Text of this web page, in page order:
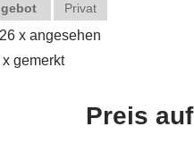
Privat
x angesehen
x gemerkt
Preis